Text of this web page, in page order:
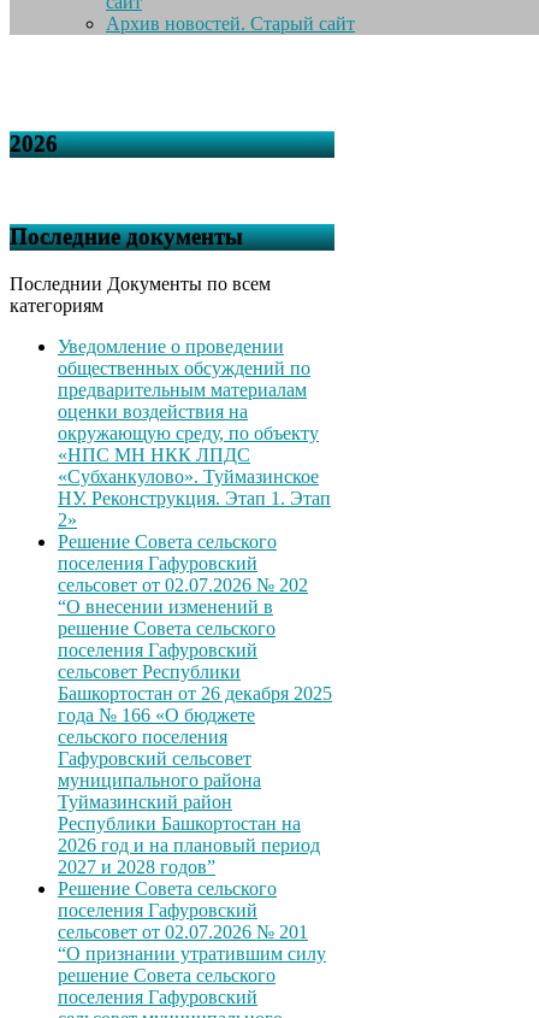
Архив новостей. Старый сайт
2026
Последние документы
Последнии Документы по всем
категориям
Уведомление о проведении
общественных обсуждений по
предварительным материалам
оценки воздействия на
окружающую среду, по объекту
«НПС МН НКК ЛПДС
«Субханкулово». Туймазинское
НУ. Реконструкция. Этап 1. Этап
2»
Решение Совета сельского
поселения Гафуровский
сельсовет от 02.07.2026 № 202
“О внесении изменений в
решение Совета сельского
поселения Гафуровский
сельсовет Республики
Башкортостан от 26 декабря 2025
года № 166 «О бюджете
сельского поселения
Гафуровский сельсовет
муниципального района
Туймазинский район
Республики Башкортостан на
2026 год и на плановый период
2027 и 2028 годов”
Решение Совета сельского
поселения Гафуровский
сельсовет от 02.07.2026 № 201
“О признании утратившим силу
решение Совета сельского
поселения Гафуровский